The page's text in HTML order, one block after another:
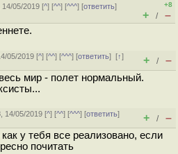
14/05/2019 [^] [^^] [^^^] [ответить]
+8
+ / –
05/2019 [^] [^^] [^^^] [ответить][↑]
+ / –
мир - полет нормальный.
14/05/2019 [^] [^^] [^^^] [ответить]
+ / –
у тебя все реализовано, если
почитать